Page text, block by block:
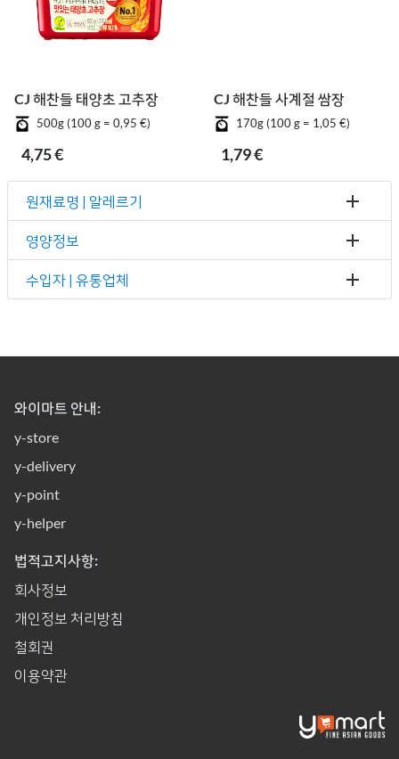
CJ 해찬들 태양초 고추장
500g (100 g = 0,95 €)
4,75 €
CJ 해찬들 사계절 쌈장
170g (100 g = 1,05 €)
1,79 €
원재료명 | 알레르기
영양정보
수입자 | 유통업체
와이마트 안내:
y-store
y-delivery
y-point
y-helper
법적고지사항:
회사정보
개인정보 처리방침
철회권
이용약관